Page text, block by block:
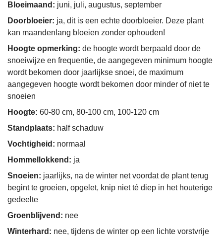
Bloeimaand: juni, juli, augustus, september
Doorbloeier: ja, dit is een echte doorbloeier. Deze plant
kan maandenlang bloeien zonder ophouden!
Hoogte opmerking: de hoogte wordt berpaald door de
snoeiwijze en frequentie, de aangegeven minimum hoogte
wordt bekomen door jaarlijkse snoei, de maximum
aangegeven hoogte wordt bekomen door minder of niet te
snoeien
Hoogte: 60-80 cm, 80-100 cm, 100-120 cm
Standplaats: half schaduw
Vochtigheid: normaal
Hommellokkend: ja
Snoeien: jaarlijks, na de winter net voordat de plant terug
begint te groeien, opgelet, knip niet té diep in het houterige
gedeelte
Groenblijvend: nee
Winterhard: nee, tijdens de winter op een lichte vorstvrije